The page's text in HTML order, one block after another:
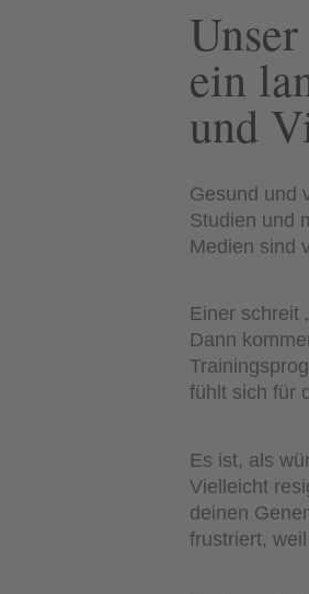
ein
und
Gesund und
Studien und
Medien sind
Einer schreit
Dann
fühlt sich für
Es ist, als
Vielleicht
deinen
frustriert,